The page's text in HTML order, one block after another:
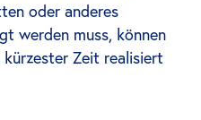
oder anderes
werden muss, können
Zeit realisiert